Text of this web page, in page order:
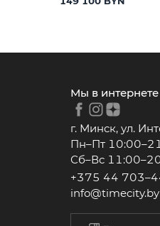
Мы в интернете
г. Минск, ул.
Пн–Пт
Сб–Вс
+375 44
info@timecity.by